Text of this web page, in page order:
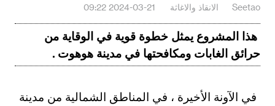
Seetao الانقاذ والاغاثة 2024-03-21 09:22
هذا المشروع يمثل خطوة قوية في الوقاية من
حرائق الغابات ومكافحتها في مدينة هوهوت .
في الآونة الأخيرة ، في المناطق الشمالية من مدينة